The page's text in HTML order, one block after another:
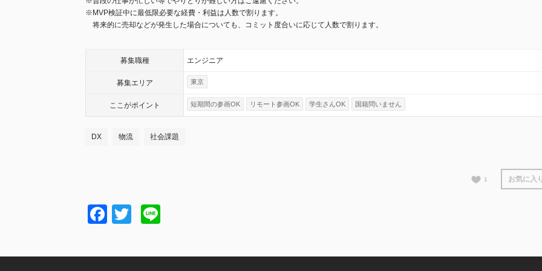
※MVP検証中に最低限必要な経費・利益は人数で割ります。
将来的に売却などが発生した場合についても、コミット度合いに応じて人数で割ります。
募集職種 エンジニア
募集エリア 東京
ここがポイント 短期間の参画OK リモート参画OK 学生さんOK 国籍問いません
DX 物流 社会課題
1 お気に入
Facebook
Twitter